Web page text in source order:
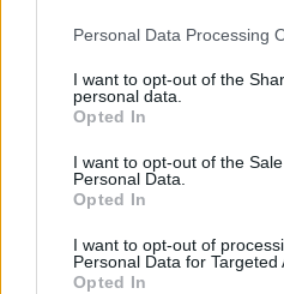
Please note that this website/
not limited to your visit or usage
grant or deny consent to
use your data for below
consent section.
Personal Data Processing
I want to opt-out of the
personal data.
Opted In
I want to opt-out of the
Personal Data.
Opted In
I want to opt-out of
Personal Data for Targeted
Opted In
Öölapsed) című pörgős észt
Látható lesz továbbá a
Titanicot(Sokea mies joka ei
című finn dráma, valamint
ukrán történelmi film az 1941-